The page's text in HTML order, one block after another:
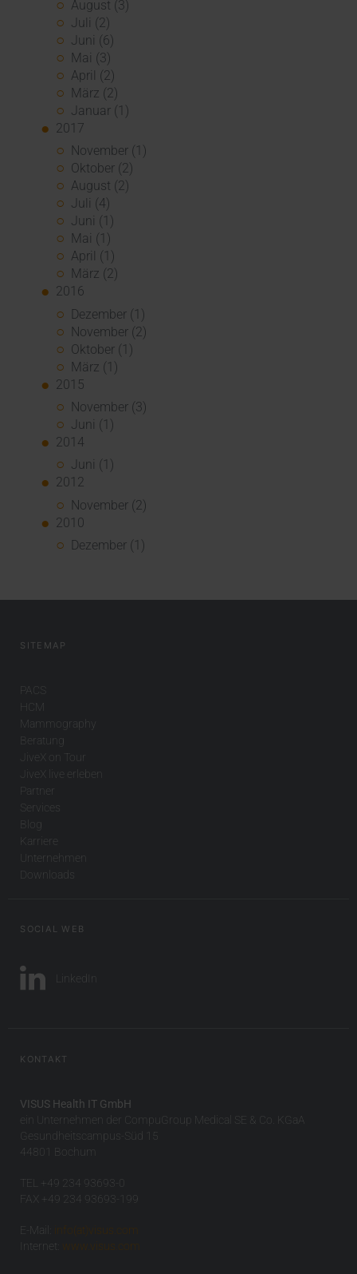
August (3)
Juli (2)
Juni (6)
Mai (3)
April (2)
März (2)
Januar (1)
2017
November (1)
Oktober (2)
August (2)
Juli (4)
Juni (1)
Mai (1)
April (1)
März (2)
2016
Dezember (1)
November (2)
Oktober (1)
März (1)
2015
November (3)
Juni (1)
2014
Juni (1)
2012
November (2)
2010
Dezember (1)
SITEMAP
PACS
HCM
Mammography
Beratung
JiveX on Tour
JiveX live erleben
Partner
Services
Blog
Karriere
Unternehmen
Downloads
SOCIAL WEB
LinkedIn
KONTAKT
VISUS Health IT GmbH
ein Unternehmen der CompuGroup Medical SE & Co. KGaA
Gesundheitscampus-Süd 15
44801 Bochum
TEL +49 234 93693-0
FAX +49 234 93693-199
E-Mail:
info(at)visus.com
Internet:
www.visus.com